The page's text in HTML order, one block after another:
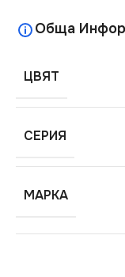
Обща
ЦВЯТ
СЕРИЯ
МАРКА